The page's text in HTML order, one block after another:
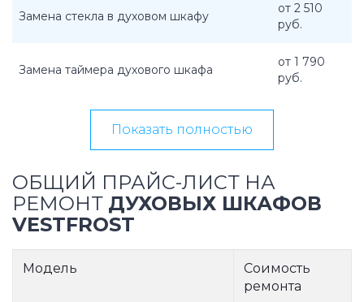
Замена стекла в духовом шкафу
от 2 510
руб.
Замена таймера духового шкафа
от 1 790
руб.
Показать полностью
ОБЩИЙ ПРАЙС-ЛИСТ НА
РЕМОНТ ДУХОВЫХ ШКАФОВ
VESTFROST
Модель
Соимость
ремонта